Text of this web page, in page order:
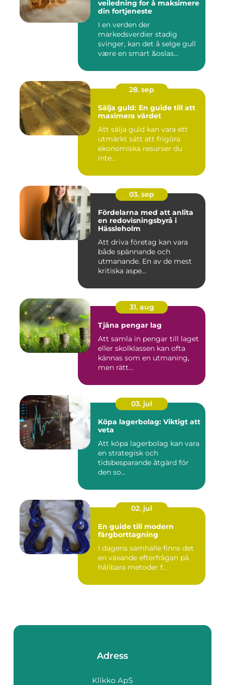
veiledning for å maksimere
din fortjeneste
I en verden der
markedsverdier stadig
svinger, kan det å selge gull
være en smart &oslas...
28. sep
Sälja guld: En guide till att
maximera värdet
Att sälja guld kan vara ett
utmärkt sätt att frigöra
ekonomiska resurser du
inte...
03. sep
Fördelarna med att anlita
en redovisningsbyrå i
Hässleholm
Att driva företag kan vara
både spännande och
utmanande. En av de mest
kritiska aspe...
31. aug
Tjäna pengar lag
Att samla in pengar till laget
eller skolklassen kan ofta
kännas som en utmaning,
men rätt...
03. jul
Köpa lagerbolag: Viktigt att
veta
Att köpa lagerbolag kan vara
en strategisk och
tidsbesparande åtgärd för
den so...
02. jul
En guide till modern
färgborttagning
I dagens samhälle finns det
en växande efterfrågan på
hållbara metoder f...
Adress